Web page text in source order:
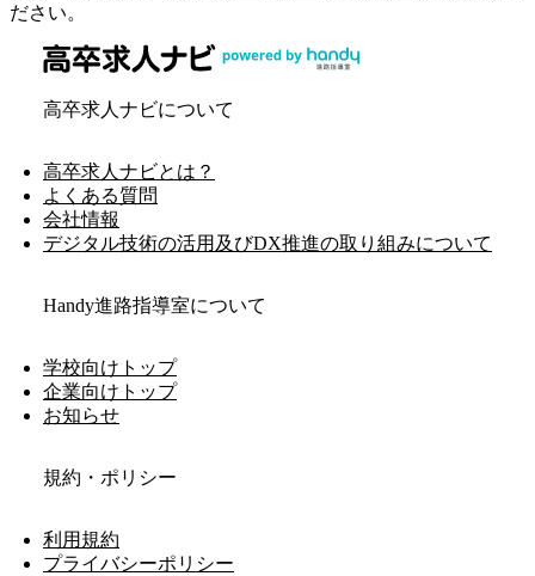
ださい。
高卒求人ナビについて
高卒求人ナビとは？
よくある質問
会社情報
デジタル技術の活用及びDX推進の取り組みについて
Handy進路指導室について
学校向けトップ
企業向けトップ
お知らせ
規約・ポリシー
利用規約
プライバシーポリシー